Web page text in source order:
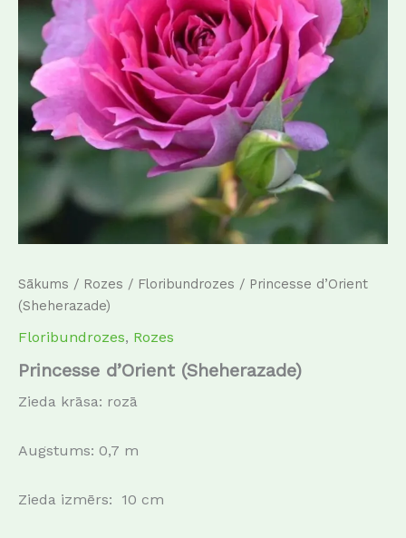
Sākums / Rozes / Floribundrozes / Princesse d’Orient
(Sheherazade)
Floribundrozes, Rozes
Princesse d’Orient (Sheherazade)
Zieda krāsa: rozā
Augstums: 0,7 m
Zieda izmērs: 10 cm